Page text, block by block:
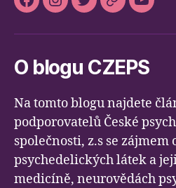
FacebookInstagram
TwitterSlideslive
O blogu CZEPS
Na tomto blogu najdete
podporovatelů České
společnosti, z.s se zájmem
psychedelických látek a
medicíně, neurovědách